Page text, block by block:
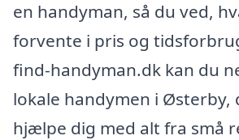
en handyman, så du ved,
forvente i pris og
find-handyman.dk kan du
lokale handymen i Østerby,
hjælpe dig med alt fra små